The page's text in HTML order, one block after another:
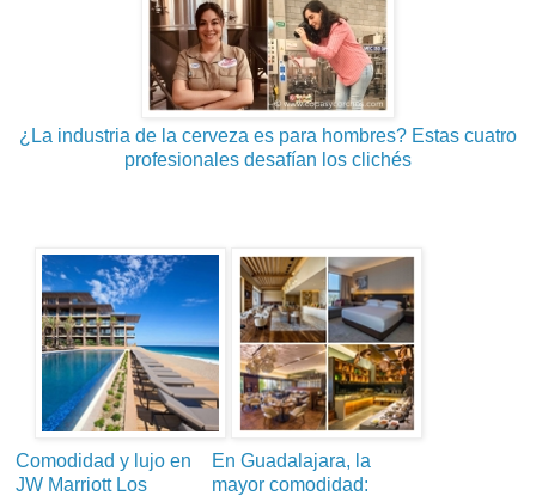
¿La industria de la cerveza es para hombres? Estas cuatro
profesionales desafían los clichés
Comodidad y lujo en
JW Marriott Los
En Guadalajara, la
mayor comodidad: